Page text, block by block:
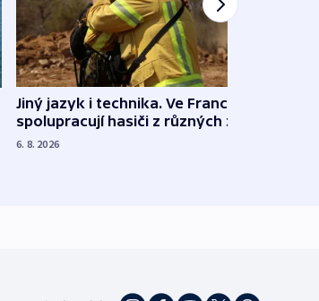
Jiný jazyk i technika. Ve Francii
spolupracují hasiči z různých zemí
6. 8. 2026